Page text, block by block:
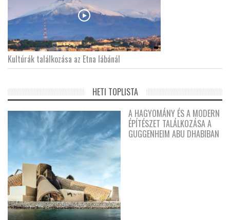
Kultúrák találkozása az Etna lábánál
HETI TOPLISTA
A HAGYOMÁNY ÉS A MODERN
ÉPÍTÉSZET TALÁLKOZÁSA A
GUGGENHEIM ABU DHABIBAN